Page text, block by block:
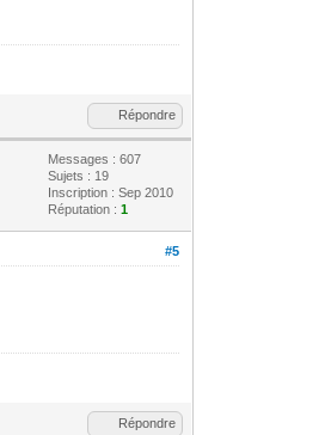
Répondre
Messages : 607
Sujets : 19
Inscription : Sep 2010
Réputation :1
#5
Répondre